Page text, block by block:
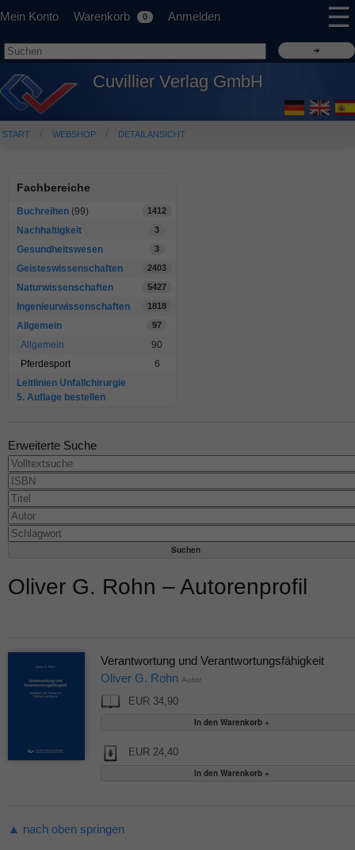
Mein Konto Warenkorb 0 Anmelden ☰
Cuvillier Verlag GmbH
START WEBSHOP DETAILANSICHT
Fachbereiche
Buchreihen (99) 1412
Nachhaltigkeit 3
Gesundheitswesen 3
Geisteswissenschaften 2403
Naturwissenschaften 5427
Ingenieurwissenschaften 1818
Allgemein 97
Allgemein
90
Pferdesport
6
Leitlinien Unfallchirurgie
5. Auflage bestellen
Erweiterte Suche
Oliver G. Rohn – Autorenprofil
Verantwortung und Verantwortungsfähigkeit
Oliver G. Rohn Autor
EUR 34,90
EUR 24,40
▲ nach oben springen